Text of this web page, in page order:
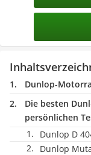
Dunlop-
Die besten
persönlichen
Dunlop D
Dunlop